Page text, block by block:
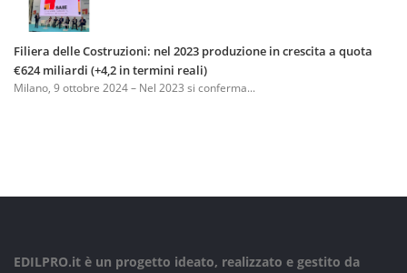
Filiera delle Costruzioni: nel 2023 produzione in crescita a quota
€624 miliardi (+4,2 in termini reali)
Milano, 9 ottobre 2024 – Nel 2023 si conferma...
EDILPRO.it è un progetto ideato, realizzato e gestito da